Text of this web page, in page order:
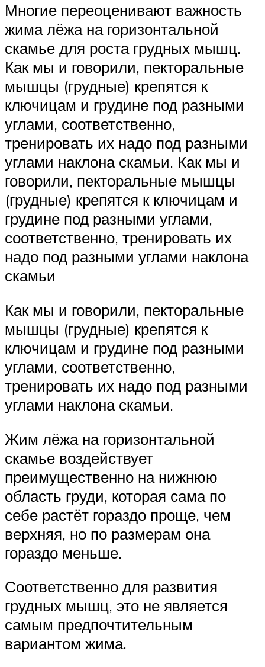
Многие переоценивают важность
жима лёжа на горизонтальной
скамье для роста грудных мышц.
Как мы и говорили, пекторальные
мышцы (грудные) крепятся к
ключицам и грудине под разными
углами, соответственно,
тренировать их надо под разными
углами наклона скамьи. Как мы и
говорили, пекторальные мышцы
(грудные) крепятся к ключицам и
грудине под разными углами,
соответственно, тренировать их
надо под разными углами наклона
скамьи
Как мы и говорили, пекторальные
мышцы (грудные) крепятся к
ключицам и грудине под разными
углами, соответственно,
тренировать их надо под разными
углами наклона скамьи.
Жим лёжа на горизонтальной
скамье воздействует
преимущественно на нижнюю
область груди, которая сама по
себе растёт гораздо проще, чем
верхняя, но по размерам она
гораздо меньше.
Соответственно для развития
грудных мышц, это не является
самым предпочтительным
вариантом жима.